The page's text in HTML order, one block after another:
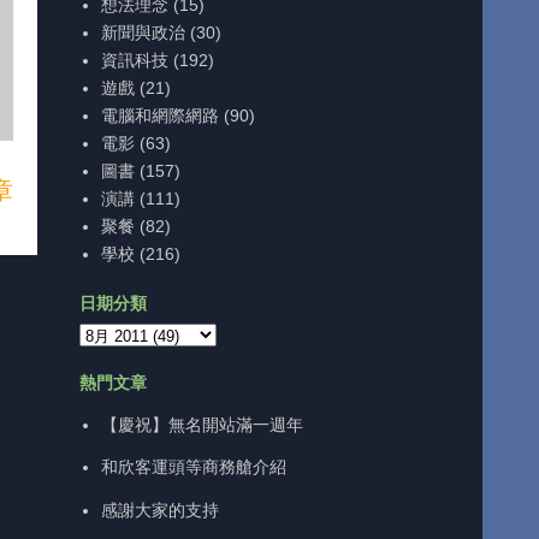
想法理念 (15)
新聞與政治 (30)
資訊科技 (192)
遊戲 (21)
電腦和網際網路 (90)
電影 (63)
圖書 (157)
演講 (111)
聚餐 (82)
學校 (216)
日期分類
熱門文章
【慶祝】無名開站滿一週年
和欣客運頭等商務艙介紹
感謝大家的支持